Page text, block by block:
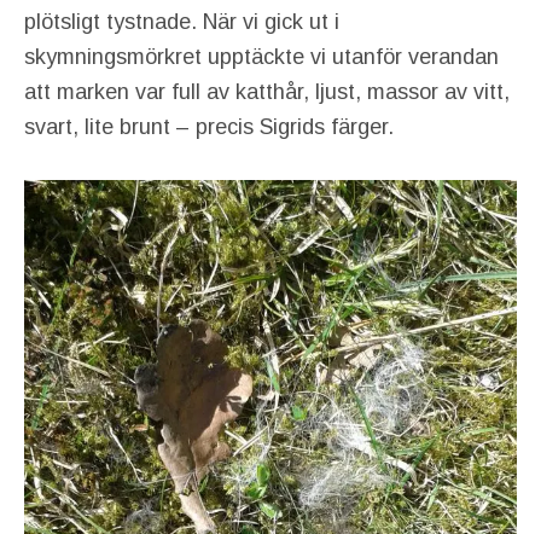
plötsligt tystnade. När vi gick ut i
skymningsmörkret upptäckte vi utanför verandan
att marken var full av katthår, ljust, massor av vitt,
svart, lite brunt – precis Sigrids färger.